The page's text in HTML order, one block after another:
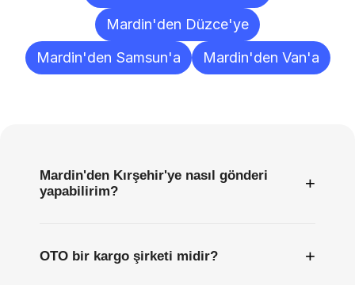
Mardin'den Düzce'ye
Mardin'den Samsun'a
Mardin'den Van'a
Mardin'den Kırşehir'ye nasıl gönderi
yapabilirim?
+
OTO bir kargo şirketi midir? +